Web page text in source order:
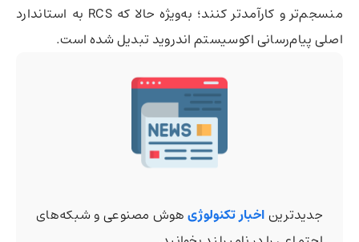
منسجم‌تر و کارآمدتر کنند؛ به‌ویژه حالا که RCS به استاندارد
اصلی پیام‌رسانی اکوسیستم اندروید تبدیل شده است.
جدیدتریناخبار تکنولوژیهوش مصنوعی و شبکه‌های